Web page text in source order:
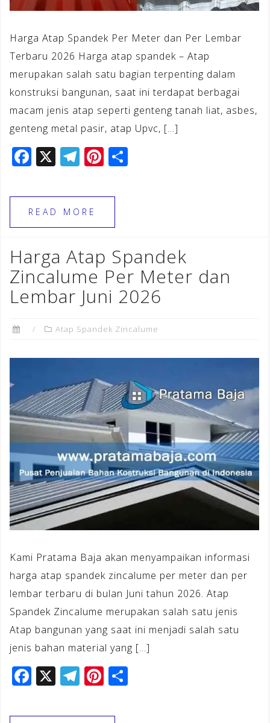
Harga Atap Spandek Per Meter dan Per Lembar
Terbaru 2026 Harga atap spandek – Atap
merupakan salah satu bagian terpenting dalam
konstruksi bangunan, saat ini terdapat berbagai
macam jenis atap seperti genteng tanah liat, asbes,
genteng metal pasir, atap Upvc, […]
F
c
e
b
o
o
k
X T
e
gr
a
m
Pi
te
e
st
READ MORE
Harga Atap Spandek
Zincalume Per Meter dan
Lembar Juni 2026
Atap Spandek Zincalume
Kami Pratama Baja akan menyampaikan informasi
harga atap spandek zincalume per meter dan per
lembar terbaru di bulan Juni tahun 2026. Atap
Spandek Zincalume merupakan salah satu jenis
Atap bangunan yang saat ini menjadi salah satu
jenis bahan material yang […]
F
c
X T
e
Pi
te